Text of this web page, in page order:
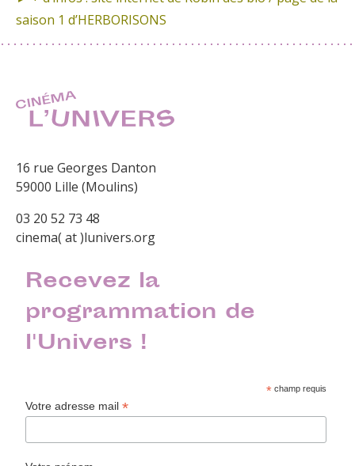
saison 1 d’HERBORISONS
16 rue Georges Danton
59000 Lille (Moulins)
03 20 52 73 48
cinema( at )lunivers.org
Recevez la
programmation de
l'Univers !
* champ requis
Votre adresse mail*